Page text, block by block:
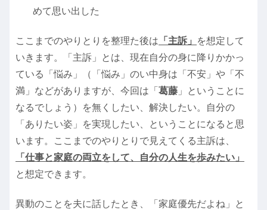
めて思い出した
ここまでのやりとりを整理た後は 「主訴」
を想定して
いきます。「主訴」とは、現在自分の身に降りかかっ
ている「悩み」（「悩み」のい中身は「不安」や「不
満」などがありますが、今回は「 葛藤 」ということに
なるでしょう）を無くしたい、解決したい。自分の
「ありたい姿」を実現したい、ということになると思
います。ここまでのやりとりで見えてくる主訴は、
「仕事と家庭の両立をして、自分の人生を歩みたい」
と想定できます。
異動のことを夫に話したとき、「家庭優先だよね」と